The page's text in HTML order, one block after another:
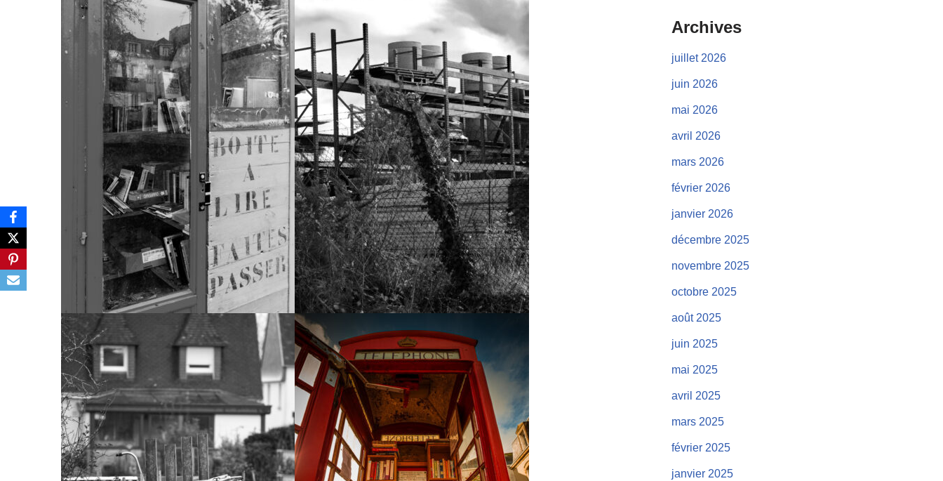
Archives
juillet 2026
juin 2026
mai 2026
avril 2026
mars 2026
février 2026
janvier 2026
décembre 2025
novembre 2025
octobre 2025
août 2025
juin 2025
mai 2025
avril 2025
mars 2025
février 2025
janvier 2025